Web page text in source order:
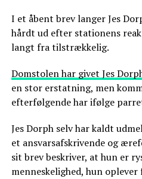
I et åbent brev langer Jes
hårdt ud efter stationens
langt fra tilstrækkelig.
Domstolen har givet Jes
en stor erstatning, men
efterfølgende har ifølge
Jes Dorph selv har kaldt
et ansvarsafskrivende og
sit brev beskriver, at hun er
menneskelighed, hun